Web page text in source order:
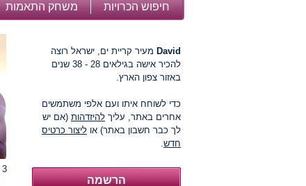
חיפוש הכרויות משחק התאמות
David מעיר קריית ים, ישראל רוצה
להכיר אישה בגילאים 28 - 38 שנים
באזור צפון הארץ.
כדי לשוחח איתו ועם אלפי משתמשים
אחרים באתר, עליך להיזדהות (אם יש
לך כבר חשבון באתר) או ליצור כרטיס
חדש.
3 תמונות